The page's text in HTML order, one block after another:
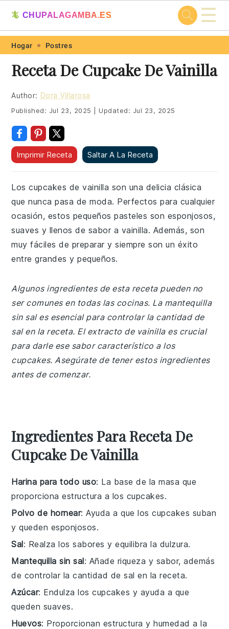
Skip
primary
navigation
Skip
main
content
Skip
primary
sidebar
Skip
footer
🦎 CHUPALAGAMBA.ES ☰
Hogar Postres
Receta De Cupcake De Vainilla
Author: Dora Villarosa
Published: Jul 23, 2025 Updated: Jul 23, 2025
Imprimir Receta Saltar A La Receta
Los cupcakes de vainilla son una delicia clásica
que nunca pasa de moda. Perfectos para cualquier
ocasión, estos pequeños pasteles son esponjosos,
suaves y llenos de sabor a vainilla. Además, son
muy fáciles de preparar y siempre son un éxito
entre grandes y pequeños.
Algunos ingredientes de esta receta pueden no
ser comunes en todas las cocinas. La mantequilla
sin sal es esencial para controlar la cantidad de
sal en la receta. El extracto de vainilla es crucial
para darle ese sabor característico a los
cupcakes. Asegúrate de tener estos ingredientes
antes de comenzar.
Ingredientes Para Receta De
Cupcake De Vainilla
Harina para todo uso: La base de la masa que
proporciona estructura a los cupcakes.
Polvo de hornear: Ayuda a que los cupcakes suban
y queden esponjosos.
Sal: Realza los sabores y equilibra la dulzura.
Mantequilla sin sal: Añade riqueza y sabor, además
de controlar la cantidad de sal en la receta.
Azúcar: Endulza los cupcakes y ayuda a que
queden suaves.
Huevos: Proporcionan estructura y humedad a la